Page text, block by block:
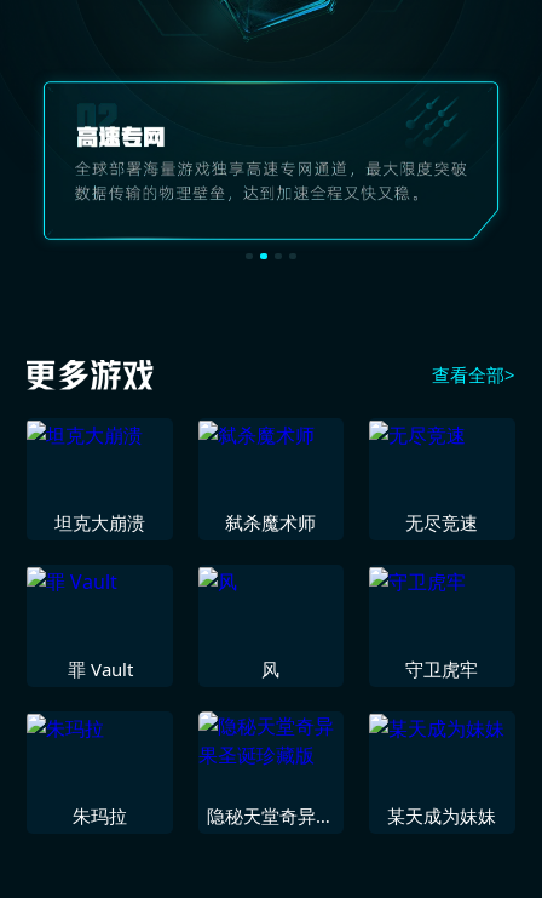
查看全部>
坦克大崩溃 弑杀魔术师 无尽竞速
罪 Vault 风 守卫虎牢
朱玛拉
隐秘天堂奇异果
某天成为妹妹